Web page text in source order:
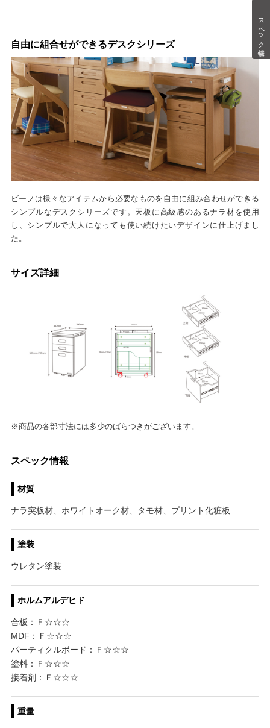
スペック情報
自由に組合せができるデスクシリーズ
ビーノは様々なアイテムから必要なものを自由に組み合わせができる
シンプルなデスクシリーズです。天板に高級感のあるナラ材を使用
し、シンプルで大人になっても使い続けたいデザインに仕上げまし
た。
サイズ詳細
※商品の各部寸法には多少のばらつきがございます。
スペック情報
材質
ナラ突板材、ホワイトオーク材、タモ材、プリント化粧板
塗装
ウレタン塗装
ホルムアルデヒド
合板：Ｆ☆☆☆
MDF：Ｆ☆☆☆
パーティクルボード：Ｆ☆☆☆
塗料：Ｆ☆☆☆
接着剤：Ｆ☆☆☆
重量